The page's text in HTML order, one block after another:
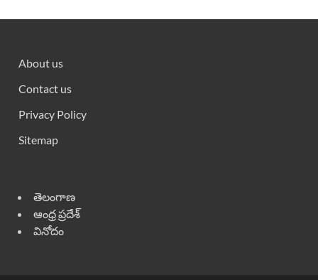
About us
Contact us
Privacy Policy
Sitemap
తెలంగాణ
ఆంధ్ర ప్రదేశ్
వినోదం